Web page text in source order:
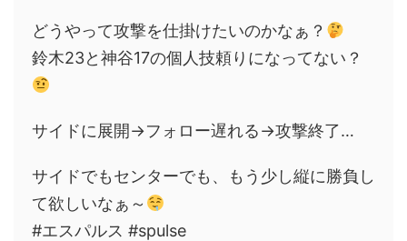
どうやって攻撃を仕掛けたいのかなぁ？
鈴木23と神谷17の個人技頼りになってない？
サイドに展開→フォロー遅れる→攻撃終了…
サイドでもセンターでも、もう少し縦に勝負し
て欲しいなぁ～
#エスパルス #spulse